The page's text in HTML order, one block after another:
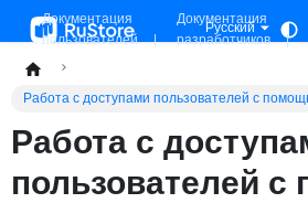
Документация
пользователей
Документация
разработчиков
Русский
Работа с доступами пользователей с
Работа с
пользователей